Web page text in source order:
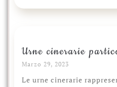
Urne cinerarie
Marzo 29, 2023
Le urne cinerarie